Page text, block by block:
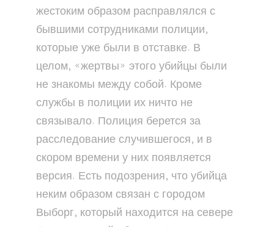
жестоким образом расправлялся с
бывшими сотрудниками полиции,
которые уже были в отставке. В
целом, «жертвы» этого убийцы были
не знакомы между собой. Кроме
службы в полиции их ничто не
связывало. Полиция берется за
расследование случившегося, и в
скором времени у них появляется
версия. Есть подозрения, что убийца
неким образом связан с городом
Выборг, который находится на севере